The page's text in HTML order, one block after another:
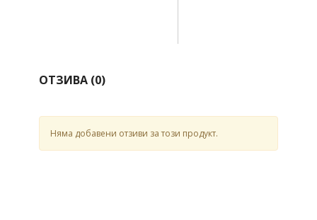
ОТЗИВА (0)
Няма добавени отзиви за този продукт.